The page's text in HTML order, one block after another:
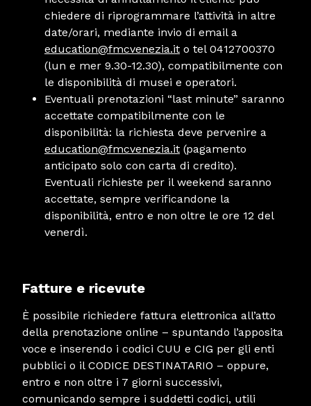
chiedere di riprogrammare l’attività in altre
date/orari, mediante invio di email a
education@fmcvenezia.it o tel 0412700370
(lun e mer 9.30-12.30), compatibilmente con
le disponibilità di musei e operatori.
Eventuali prenotazioni “last minute” saranno
accettate compatibilmente con le
disponibilità: la richiesta deve pervenire a
education@fmcvenezia.it (pagamento
anticipato solo con carta di credito).
Eventuali richieste per il weekend saranno
accettate, sempre verificandone la
disponibilità, entro e non oltre le ore 12 del
venerdì.
Fatture e ricevute
È possibile richiedere fattura elettronica all’atto
della prenotazione online – spuntando l’apposita
voce e inserendo i codici CUU e CIG per gli enti
pubblici o il CODICE DESTINATARIO – oppure,
entro e non oltre i 7 giorni successivi,
comunicando sempre i suddetti codici, utili